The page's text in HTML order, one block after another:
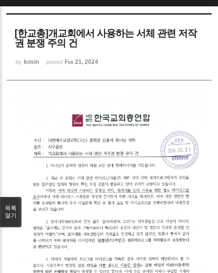
[한교총]개교회에서 사용하는 서체 관련 저작
권 분쟁 주의 건
by kosin posted Feb 21, 2024
목록
열기
Sketchbook5, 스케치북5
Sketchbook5, 스케치북5